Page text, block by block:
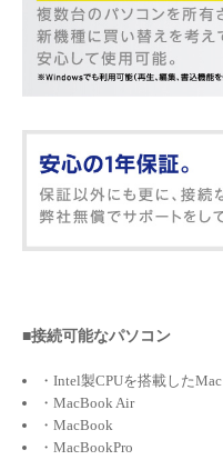
■接続可能なパソコン
・Intel製CPUを搭載したMac
・MacBook Air
・MacBook
・MacBookPro